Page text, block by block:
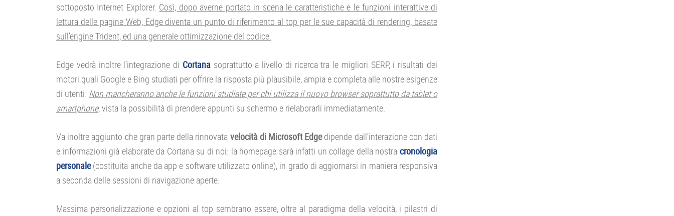
sottoposto Internet Explorer. Così, dopo averne portato in scena le caratteristiche e le funzioni interattive di
lettura delle pagine Web, Edge diventa un punto di riferimento al top per le sue capacità di rendering, basate
sull’engine Trident, ed una generale ottimizzazione del codice.
Edge vedrà inoltre l’integrazione di Cortanasoprattutto a livello di ricerca tra le migliori SERP, i risultati dei
motori quali Google e Bing studiati per offrire la risposta più plausibile, ampia e completa alle nostre esigenze
di utenti. Non mancheranno anche le funzioni studiate per chi utilizza il nuovo browser soprattutto da tablet o
smartphone, vista la possibilità di prendere appunti su schermo e rielaborarli immediatamente.
Va inoltre aggiunto che gran parte della rinnovata velocità di Microsoft Edgedipende dall’interazione con dati
e informazioni già elaborate da Cortana su di noi: la homepage sarà infatti un collage della nostra cronologia
personale(costituita anche da app e software utilizzato online), in grado di aggiornarsi in maniera responsiva
a seconda delle sessioni di navigazione aperte.
Massima personalizzazione e opzioni al top sembrano essere, oltre al paradigma della velocità, i pilastri di